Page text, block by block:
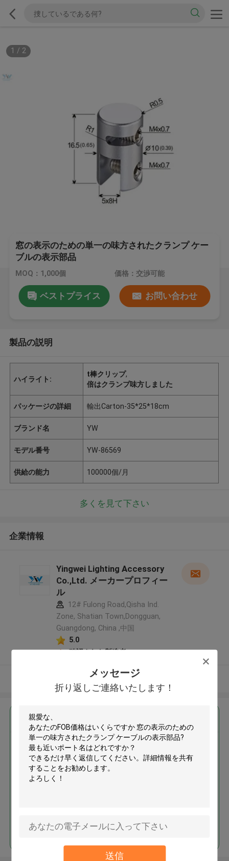
メッセージ
折り返しご連絡いたします！
送信
1 / 2
窓の表示のための単一の味方されたクランプ ケー
ブルの表示部品
MOQ：1,000個 価格：交渉可能
ベストプライス お問い合わせ
製品の説明
ハイライト:
t棒クリップ,
倍はクランプ味方しました
パッケージの詳細 輸出Carton-35*25*18cm
ブランド名 YW
モデル番号 YW-86569
供給の能力 100000個/月
多くを見て下さい
企業情報
Yingwei Lighting Accessory
Co.,Ltd. メーカープロフィー
ル
12# Fulong Road,Qisha Ind.
Zone, Shatian Town,Dongguan,
Guangdong, China ,中国
5.0
確認された製造者
多くを見て下さい
窓の表示のための単一の味方さ
れたクランプ ケーブルの表示部
品
続行